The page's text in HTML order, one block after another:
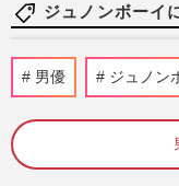
ジュノンボーイ
『
佐
週刊
男優 ジュノン